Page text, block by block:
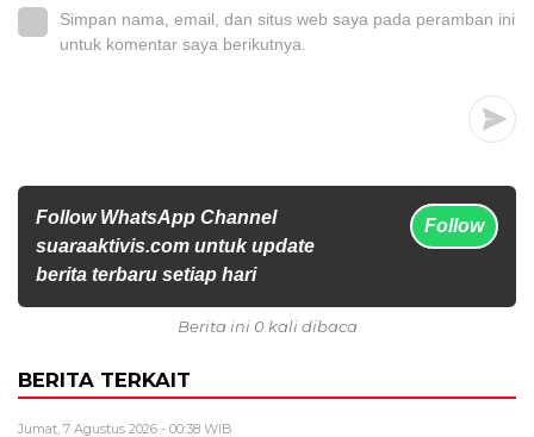
Simpan nama, email, dan situs web saya pada peramban ini
untuk komentar saya berikutnya.
Follow WhatsApp Channel
suaraaktivis.com untuk update
berita terbaru setiap hari
Follow
Berita ini 0 kali dibaca
BERITA TERKAIT
Jumat, 7 Agustus 2026 - 00:38 WIB